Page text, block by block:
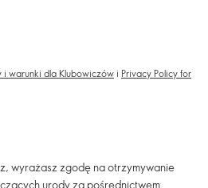
i warunki dla Klubowiczów i Privacy Policy for
wyrażasz zgodę na otrzymywanie
urody za pośrednictwem